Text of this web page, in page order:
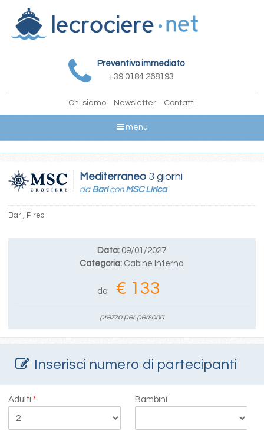
Preventivo immediato
+39 0184 268193
Chi siamo Newsletter Contatti
menu
Mediterraneo3 giorni
da Baricon MSC Lirica
Bari, Pireo
Data: 09/01/2027
Categoria: Cabine Interna
da € 133
prezzo per persona
Inserisci numero di partecipanti
Adulti* Bambini